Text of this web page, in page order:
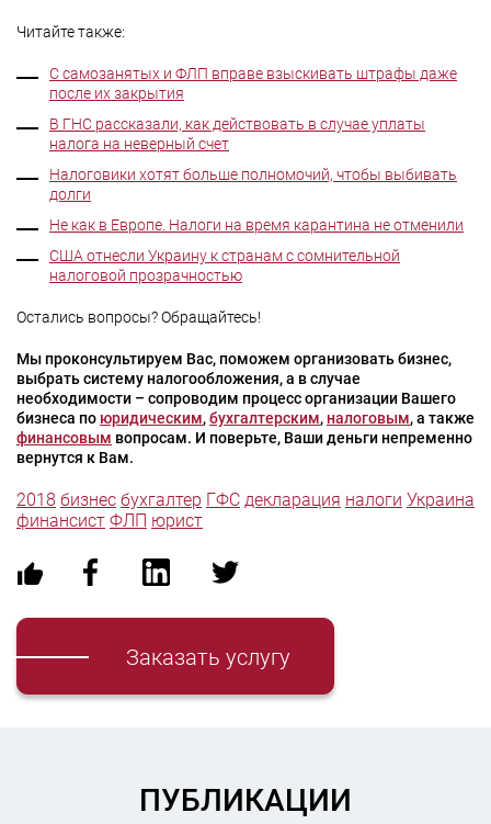
Читайте также:
С самозанятых и ФЛП вправе взыскивать штрафы даже
после их закрытия
В ГНС рассказали, как действовать в случае уплаты
налога на неверный счет
Налоговики хотят больше полномочий, чтобы выбивать
долги
Не как в Европе. Налоги на время карантина не отменили
США отнесли Украину к странам с сомнительной
налоговой прозрачностью
Остались вопросы? Обращайтесь!
Мы проконсультируем Вас, поможем организовать бизнес,
выбрать систему налогообложения, а в случае
необходимости – сопроводим процесс организации Вашего
бизнеса по юридическим,бухгалтерским, налоговым, а также
финансовым вопросам. И поверьте, Ваши деньги непременно
вернутся к Вам.
2018 бизнес бухгалтер ГФС декларация налоги Украина
финансист ФЛП юрист
Заказать услугу
ПУБЛИКАЦИИ